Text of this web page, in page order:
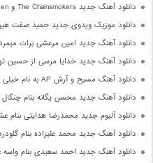
دانلود آهنگ جدید The Chainsmokers و Emily Warren بنام Side Effects
دانلود موزیک ویدوی جدید حمید صفت
دانلود آهنگ جدید امین مرعشی برات
دانلود آهنگ جدید خدایا مرسی از حسین
دانلود آهنگ مسیح و آرش AP به نام خیلی دلم تنگه
دانلود آهنگ جدید محسن یگانه بنام چنگال
دانلود آلبوم جدید محمدرضا هدایتی بنام
دانلود آهنگ جدید محمد علیزاده بنام
دانلود آهنگ جدید احمد سعیدی بنام